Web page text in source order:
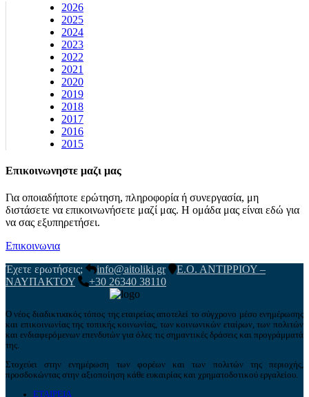
2026
2025
2024
2023
2022
2021
2020
2019
2018
2017
2016
2015
Επικοινωνηστε μαζι μας
Για οποιαδήποτε ερώτηση, πληροφορία ή συνεργασία, μη
διστάσετε να επικοινωνήσετε μαζί μας. Η ομάδα μας είναι εδώ για
να σας εξυπηρετήσει.
Επικοινωνια
Έχετε ερωτήσεις;
info@aitoliki.gr
Ε.Ο. ΑΝΤΙΡΡΙΟΥ –
ΝΑΥΠΑΚΤΟΥ
+30 26340 38110
Ο νέος διαδικτυακός τόπος της εταιρείας αποτελεί το σύγχρονο μέσο ενημέρωσης
και επικοινωνίας της τοπικής κοινωνίας, των κοινωνικών εταίρων, των πολιτών
και ενδιαφερόμενων επενδυτών για όλες τις σημαντικές δράσεις και προγράμματά
της.
Στοχεύει στην ενημέρωση των φορέων και των πολιτών της περιοχής,
προσδοκώντας στην αξιοποίηση κάθε ευκαιρίας και χρηματοδοτικού εργαλείου.
ΕΤΑΙΡΕΙΑ